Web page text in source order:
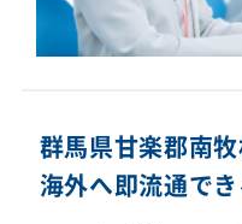
群馬県甘楽郡南
海外へ即流通でき